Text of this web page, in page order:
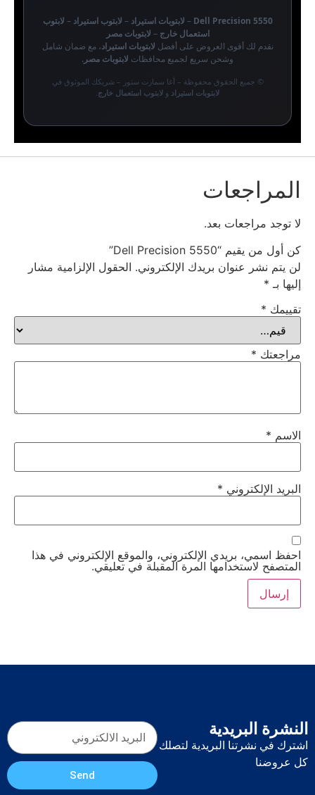
Dell Precision 5550
– لابتوبات استيراد – لابتوب استيراد – لابتوب
استعمال خارج – لابتوبات مصر
نقدم لك أقوى العروض على أفضل لابتوبات استيراد، مع ضمان شامل
وشحن سريع لجميع محافظات لابتوبات مصر .
© جميع الحقوق محفوظة – أغا سمارت ستور – شريكك الموثوق في
لابتوبات استيراد و لابتوب استعمال خارج
المراجعات
لا توجد مراجعات بعد.
كن أول من يقيم “Dell Precision 5550”
لن يتم نشر عنوان بريدك الإلكتروني. الحقول الإلزامية مشار
إليها بـ *
تقييمك *
مراجعتك *
الاسم *
البريد الإلكتروني *
احفظ اسمي، بريدي الإلكتروني، والموقع الإلكتروني في هذا
المتصفح لاستخدامها المرة المقبلة في تعليقي.
النشرة البريدية
اشترك في نشرتنا البريدية لتصلك
كل عروضنا
Send